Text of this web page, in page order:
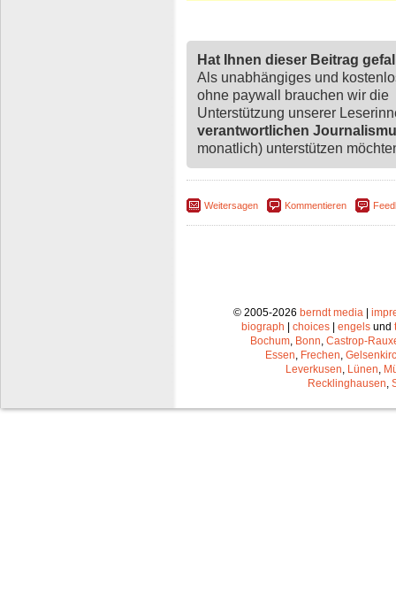
Hat Ihnen dieser Beitrag
Als unabhängiges und
ohne paywall brauchen wir die
Unterstützung unserer
verantwortlichen
monatlich) unterstützen
Weitersagen Kommentieren
© 2005-2026 berndt media|
biograph | choices | engels und
Bochum, Bonn, Castrop-
Essen, Frechen,
Leverkusen, Lünen,
Recklinghausen,